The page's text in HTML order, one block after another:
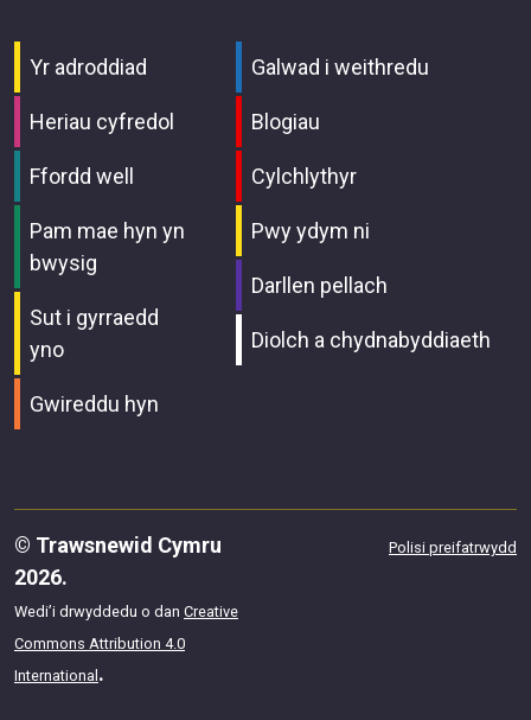
Yr adroddiad
Heriau cyfredol
Ffordd well
Pam mae hyn yn
bwysig
Sut i gyrraedd
yno
Gwireddu hyn
Galwad i weithredu
Blogiau
Cylchlythyr
Pwy ydym ni
Darllen pellach
Diolch a chydnabyddiaeth
© Trawsnewid Cymru
2026.
Wedi’i drwyddedu o dan Creative
Commons Attribution 4.0
International .
Polisi preifatrwydd